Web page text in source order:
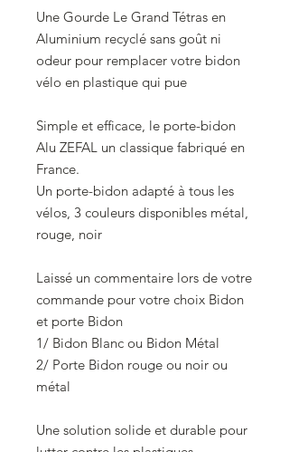
Une Gourde Le Grand Tétras en
Aluminium recyclé sans goût ni
odeur pour remplacer votre bidon
vélo en plastique qui pue
Simple et efficace, le porte-bidon
Alu ZEFAL un classique fabriqué en
France.
Un porte-bidon adapté à tous les
vélos, 3 couleurs disponibles métal,
rouge, noir
Laissé un commentaire lors de votre
commande pour votre choix Bidon
et porte Bidon
1/ Bidon Blanc ou Bidon Métal
2/ Porte Bidon rouge ou noir ou
métal
Une solution solide et durable pour